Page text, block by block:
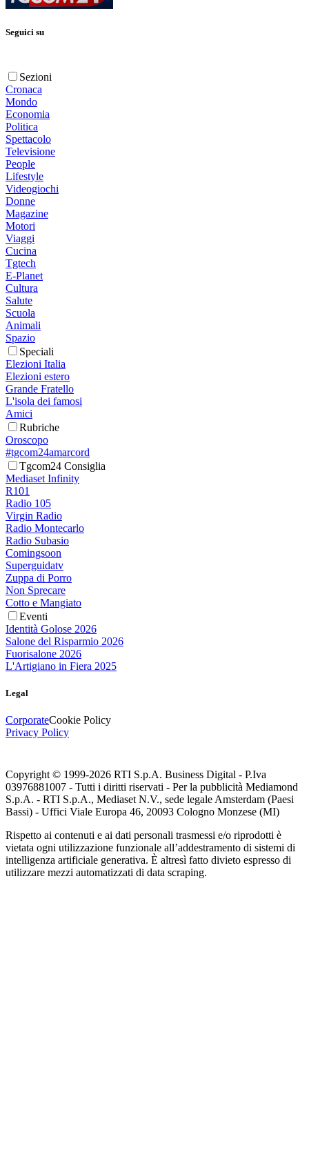
Seguici su
Sezioni
Cronaca
Mondo
Economia
Politica
Spettacolo
Televisione
People
Lifestyle
Videogiochi
Donne
Magazine
Motori
Viaggi
Cucina
Tgtech
E-Planet
Cultura
Salute
Scuola
Animali
Spazio
Speciali
Elezioni Italia
Elezioni estero
Grande Fratello
L'isola dei famosi
Amici
Rubriche
Oroscopo
#tgcom24amarcord
Tgcom24 Consiglia
Mediaset Infinity
R101
Radio 105
Virgin Radio
Radio Montecarlo
Radio Subasio
Comingsoon
Superguidatv
Zuppa di Porro
Non Sprecare
Cotto e Mangiato
Eventi
Identità Golose 2026
Salone del Risparmio 2026
Fuorisalone 2026
L'Artigiano in Fiera 2025
Legal
CorporateCookie Policy
Privacy Policy
Copyright © 1999-2026 RTI S.p.A. Business Digital - P.Iva
03976881007 - Tutti i diritti riservati - Per la pubblicità Mediamond
S.p.A. - RTI S.p.A., Mediaset N.V., sede legale Amsterdam (Paesi
Bassi) - Uffici Viale Europa 46, 20093 Cologno Monzese (MI)
Rispetto ai contenuti e ai dati personali trasmessi e/o riprodotti è
vietata ogni utilizzazione funzionale all’addestramento di sistemi di
intelligenza artificiale generativa. È altresì fatto divieto espresso di
utilizzare mezzi automatizzati di data scraping.